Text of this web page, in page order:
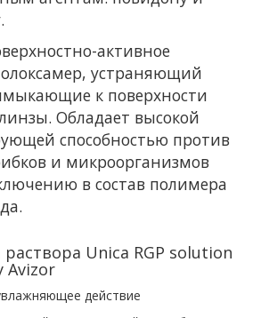
активное
устраняющий
к поверхности
Обладает высокой
способностью против
и микроорганизмов
в состав полимера
Unica RGP solution
Avizor
действие